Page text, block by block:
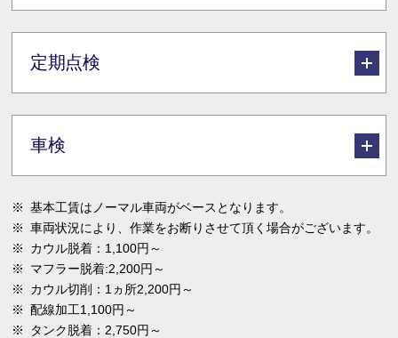
定期点検
車検
※ 基本工賃はノーマル車両がベースとなります。
※ 車両状況により、作業をお断りさせて頂く場合がございます。
※
カウル脱着：1,100円～
※
マフラー脱着:2,200円～
※
カウル切削：1ヵ所2,200円～
※ 配線加工1,100円～
※
タンク脱着：2,750円～